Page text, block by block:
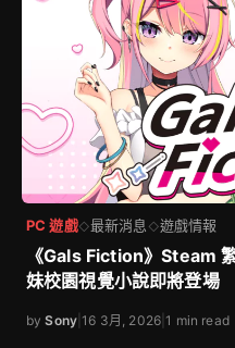
PC 遊戲◇最新消息 ◇遊戲情報
《Gals Fiction》Steam
妹校園視覺小說即將登場
bySony |16 3月, 2026 |1 min read